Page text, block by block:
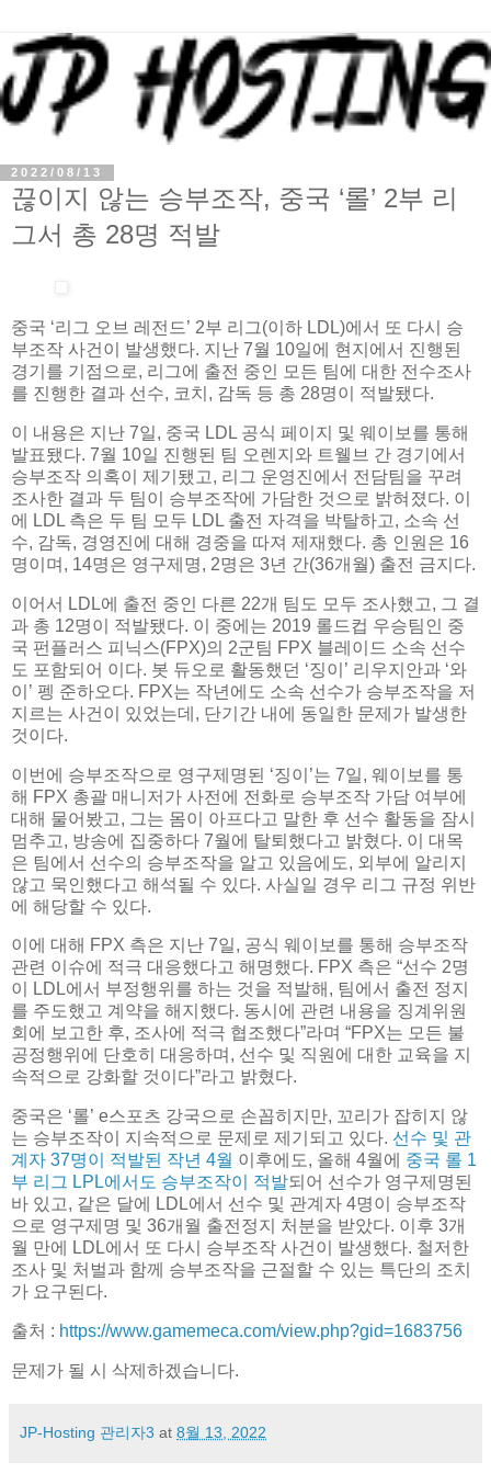
2022/08/13
끊이지 않는 승부조작, 중국 ‘롤’ 2부 리
그서 총 28명 적발
중국 ‘리그 오브 레전드’ 2부 리그(이하 LDL)에서 또 다시 승
부조작 사건이 발생했다. 지난 7월 10일에 현지에서 진행된
경기를 기점으로, 리그에 출전 중인 모든 팀에 대한 전수조사
를 진행한 결과 선수, 코치, 감독 등 총 28명이 적발됐다.
이 내용은 지난 7일, 중국 LDL 공식 페이지 및 웨이보를 통해
발표됐다. 7월 10일 진행된 팀 오렌지와 트웰브 간 경기에서
승부조작 의혹이 제기됐고, 리그 운영진에서 전담팀을 꾸려
조사한 결과 두 팀이 승부조작에 가담한 것으로 밝혀졌다. 이
에 LDL 측은 두 팀 모두 LDL 출전 자격을 박탈하고, 소속 선
수, 감독, 경영진에 대해 경중을 따져 제재했다. 총 인원은 16
명이며, 14명은 영구제명, 2명은 3년 간(36개월) 출전 금지다.
이어서 LDL에 출전 중인 다른 22개 팀도 모두 조사했고, 그 결
과 총 12명이 적발됐다. 이 중에는 2019 롤드컵 우승팀인 중
국 펀플러스 피닉스(FPX)의 2군팀 FPX 블레이드 소속 선수
도 포함되어 이다. 봇 듀오로 활동했던 ‘징이’ 리우지안과 ‘와
이’ 펭 준하오다. FPX는 작년에도 소속 선수가 승부조작을 저
지르는 사건이 있었는데, 단기간 내에 동일한 문제가 발생한
것이다.
이번에 승부조작으로 영구제명된 ‘징이’는 7일, 웨이보를 통
해 FPX 총괄 매니저가 사전에 전화로 승부조작 가담 여부에
대해 물어봤고, 그는 몸이 아프다고 말한 후 선수 활동을 잠시
멈추고, 방송에 집중하다 7월에 탈퇴했다고 밝혔다. 이 대목
은 팀에서 선수의 승부조작을 알고 있음에도, 외부에 알리지
않고 묵인했다고 해석될 수 있다. 사실일 경우 리그 규정 위반
에 해당할 수 있다.
이에 대해 FPX 측은 지난 7일, 공식 웨이보를 통해 승부조작
관련 이슈에 적극 대응했다고 해명했다. FPX 측은 “선수 2명
이 LDL에서 부정행위를 하는 것을 적발해, 팀에서 출전 정지
를 주도했고 계약을 해지했다. 동시에 관련 내용을 징계위원
회에 보고한 후, 조사에 적극 협조했다”라며 “FPX는 모든 불
공정행위에 단호히 대응하며, 선수 및 직원에 대한 교육을 지
속적으로 강화할 것이다”라고 밝혔다.
중국은 ‘롤’ e스포츠 강국으로 손꼽히지만, 꼬리가 잡히지 않
는 승부조작이 지속적으로 문제로 제기되고 있다. 선수 및 관
계자 37명이 적발된 작년 4월 이후에도, 올해 4월에 중국 롤 1
부 리그 LPL에서도 승부조작이 적발되어 선수가 영구제명된
바 있고, 같은 달에 LDL에서 선수 및 관계자 4명이 승부조작
으로 영구제명 및 36개월 출전정지 처분을 받았다. 이후 3개
월 만에 LDL에서 또 다시 승부조작 사건이 발생했다. 철저한
조사 및 처벌과 함께 승부조작을 근절할 수 있는 특단의 조치
가 요구된다.
출처 : https://www.gamemeca.com/view.php?gid=1683756
문제가 될 시 삭제하겠습니다.
JP-Hosting 관리자3 at 8월 13, 2022